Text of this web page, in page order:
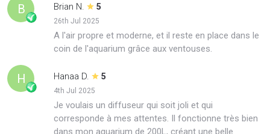
B Brian N. 5
26th Jul 2025
A l'air propre et moderne, et il reste en place dans le
coin de l'aquarium grâce aux ventouses.
H Hanaa D. 5
4th Jul 2025
Je voulais un diffuseur qui soit joli et qui
corresponde à mes attentes. Il fonctionne très bien
dans mon aquarium de 200L, créant une belle